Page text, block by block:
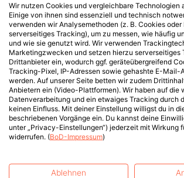
Wir nutzen Cookies und vergleichbare Technologien
Einige von ihnen sind essenziell und technisch
verwenden wir Analysemethoden (z. B. Cookies
serverseitiges Tracking), um zu messen, wie häufig
und wie sie genutzt wird. Wir verwenden
Marketingzwecken und setzen hierzu serverseitiges
Drittanbieter ein, wodurch ggf. geräteübergreifend
Tracking-Pixel, IP-Adressen sowie gehashte E-Mail-
werden. Auf unserer Seite betten wir zudem
Anbietern ein (Video-Plattformen). Wir haben auf die
Datenverarbeitung und ein etwaiges Tracking durch
keinen Einfluss. Mit deiner Einstellung willigst du in
beschriebenen Vorgänge ein. Du kannst deine
unter „Privacy-Einstellungen“) jederzeit mit Wirkung
widerrufen. (BoD-Impressum)
Ablehnen